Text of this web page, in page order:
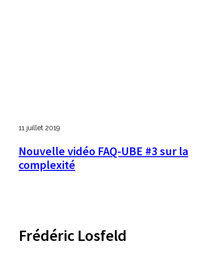
11 juillet 2019
Nouvelle vidéo FAQ-UBE #3 sur la
complexité
Frédéric Losfeld